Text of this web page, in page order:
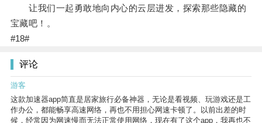
让我们一起勇敢地向内心的云层进发，探索那些隐藏的
宝藏吧！。
#18#
评论
游客
这款加速器app简直是居家旅行必备神器，无论是看视频、玩游戏还是工
作办公，都能畅享高速网络，再也不用担心网速卡顿了。以前出差的时
候，经常因为网速慢而无法正常使用网络，现在有了这个app，我再也不